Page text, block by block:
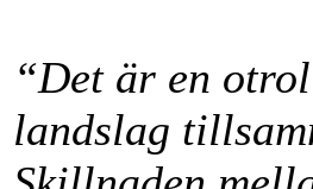
“Det är en
landslag